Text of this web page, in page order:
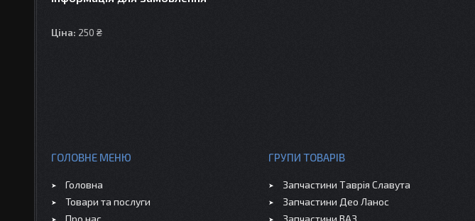
Ціна: 250 ₴
ГОЛОВНЕ МЕНЮ
Головна
Товари та послуги
Про нас
ГРУПИ ТОВАРІВ
Запчастини Таврія Славута
Запчастини Део Ланос
Запчастини ВАЗ